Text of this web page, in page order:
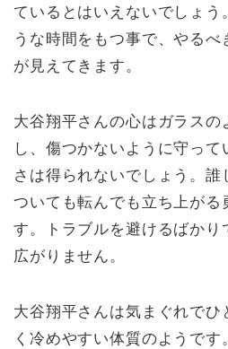
ているとはいえないでしょう
うな時間をもつ事で、やるべ
が見えてきます。
大谷翔平さんの心はガラスの
し、傷つかないように守っ
さは得られないでしょう。
ついても転んでも立ち上がる
す。トラブルを避けるばかり
広がりません。
大谷翔平さんは気まぐれでひ
く冷めやすい体質のようです